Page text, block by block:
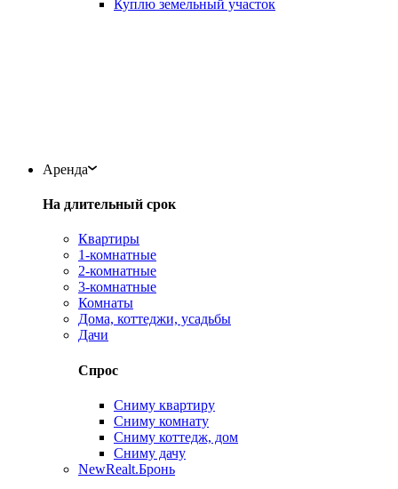
Куплю земельный участок
Аренда
На длительный срок
Квартиры
1-комнатные
2-комнатные
3-комнатные
Комнаты
Дома, коттеджи, усадьбы
Дачи
Спрос
Сниму квартиру
Сниму комнату
Сниму коттедж, дом
Сниму дачу
NewRealt.Бронь